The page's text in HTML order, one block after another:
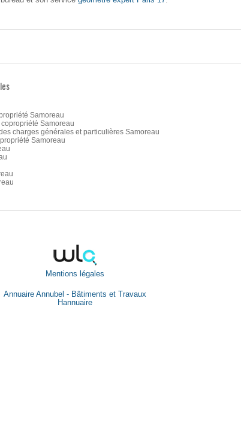
Samoreau
Samoreau
charges générales et particulières Samoreau
Samoreau
Mentions légales
Annuaire Annubel - Bâtiments et Travaux
Hannuaire